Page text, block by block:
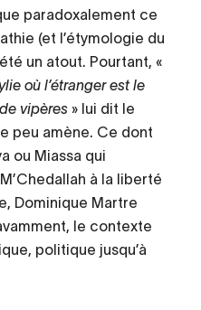
paradoxalement ce
(et l’étymologie du
un atout. Pourtant, «
où l’étranger est le
vipères » lui dit le
peu amène. Ce dont
ou Miassa qui
à la liberté
Dominique Martre
le contexte
politique jusqu’à